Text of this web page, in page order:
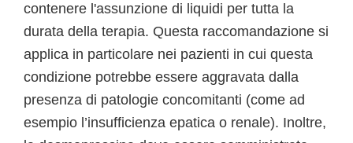
contenere l'assunzione di liquidi per tutta la
durata della terapia. Questa raccomandazione si
applica in particolare nei pazienti in cui questa
condizione potrebbe essere aggravata dalla
presenza di patologie concomitanti (come ad
esempio l’insufficienza epatica o renale). Inoltre,